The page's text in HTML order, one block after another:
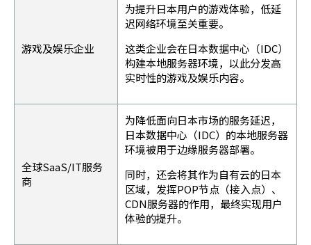
游戏及娱乐企业
为提升日本用户的游戏体验，低延
迟网络环境至关重要。
这类企业会在日本数据中心（IDC）
构建本地服务器环境，以此分发高
实时性的游戏及娱乐内容。
全球SaaS/IT服务
商
为降低面向日本市场的服务延迟，
日本数据中心（IDC）的本地服务器
环境被用于边缘服务器部署。
同时，还会将其作为自有云的日本
区域，发挥POP节点（接入点）、
CDN服务器的作用，最终实现用户
体验的提升。